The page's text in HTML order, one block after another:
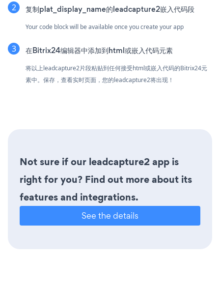
复制plat_display_name的leadcapture2嵌入代码段
Your code block will be available once you create your app
在Bitrix24编辑器中添加到html或嵌入代码元素
将以上leadcapture2片段粘贴到任何接受html或嵌入代码的Bitrix24元
素中。保存，查看实时页面，您的leadcapture2将出现！
Not sure if our leadcapture2 app is
right for you? Find out more about its
features and integrations.
See the details